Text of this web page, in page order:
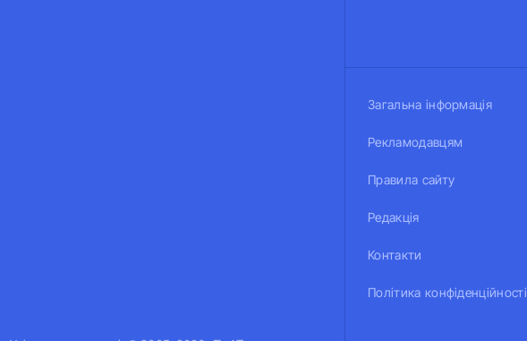
Загальна інформація
Рекламодавцям
Правила сайту
Редакція
Контакти
Політика конфіденційності